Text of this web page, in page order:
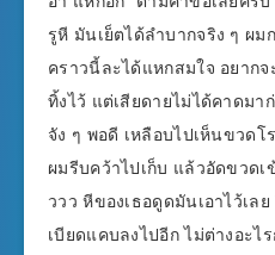
รูหี มันเย็ตได้ลำบากจริง ๆ ผม
คราวนี้ละได้แหกสมใจ อยาก
ทิ้งไว้ แต่เสียดายไม่ได้คาดมา
จัง ๆ พอดี เหลือบไปเห็นขวด
ผมรีบคว้าไปเก็บ แล้วอัดขวดเ
ววว หีของเธอดูดมันเอาไว้เล
เบียดแคบลงไปอีก ไม่ต่างอะ